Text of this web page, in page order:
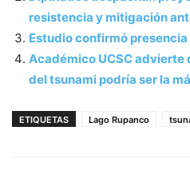
resistencia y mitigación
Estudio confirmó
Académico UCSC advierte
del tsunami podría ser la
ETIQUETAS Lago Rupanco